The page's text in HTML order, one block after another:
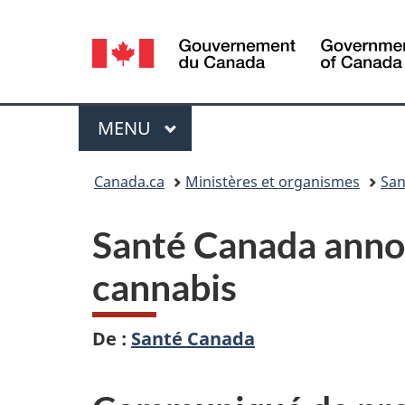
Sélection
de
la
langue
Menu
MENU PRINCIPAL
Canada.ca Ministères et organismes
Santé Canada
cannabis
De : Santé Canada